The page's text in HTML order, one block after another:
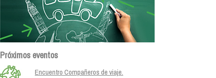
Próximos eventos
Encuentro Compañeros de viaje.